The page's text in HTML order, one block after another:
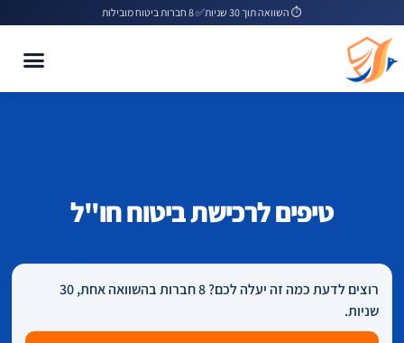
⏱️ השוואה תוך 30 שניות ✅ 8 חברות ביטוח מובילות
טיפים לרכישת ביטוח חו"ל
רוצים לדעת כמה זה יעלה לכם? 8 חברות בהשוואה אחת, 30
שניות.